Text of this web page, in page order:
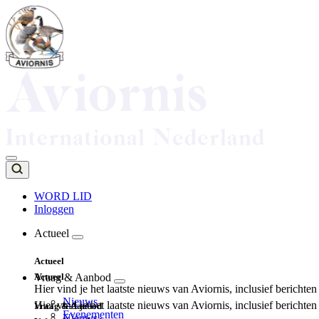
Overslaan
en
naar
de
inhoud
Top
navigation
WORD LID
Inloggen
navigation
Actueel
Actueel
Hier vind je het laatste nieuws van Aviornis, inclusief
Nieuws
Evenementen
Actueel
Hier vind je het laatste nieuws van Aviornis, inclusief
Vraag & Aanbod
Vraag & Aanbod